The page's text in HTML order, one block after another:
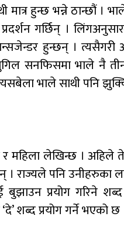
मात्र हुन्छ भन्ने ठान्छौं
गर्छिन् ।
हुन्छन् ।
सनफिसमा भाले नै
भाले साथी पनि
महिला लेखिन्छ । अहिले
राज्यले पनि उनीहरुका
बुझाउन प्रयोग गरिने
शब्द प्रयोग गर्ने भएको छ